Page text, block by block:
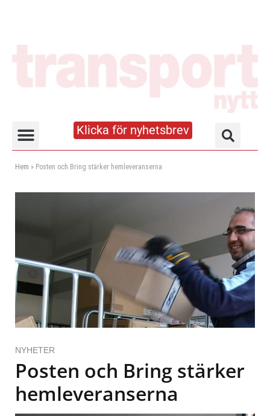
Klicka för nyhetsbrev
Hem » Posten och Bring stärker hemleveranserna
NYHETER
Posten och Bring stärker
hemleveranserna